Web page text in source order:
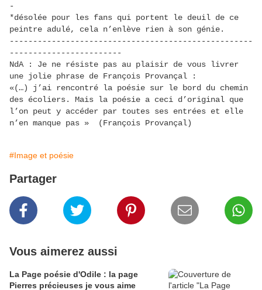
-
*désolée pour les fans qui portent le deuil de ce
peintre adulé, cela n’enlève rien à son génie.
----------------------------------------------------
------------------------
NdA : Je ne résiste pas au plaisir de vous livrer
une jolie phrase de François Provançal :
«(…) j’ai rencontré la poésie sur le bord du chemin
des écoliers. Mais la poésie a ceci d’original que
l’on peut y accéder par toutes ses entrées et elle
n’en manque pas » (François Provançal)
#Image et poésie
Partager
Vous aimerez aussi
La Page poésie d'Odile : la page
Pierres précieuses je vous aime